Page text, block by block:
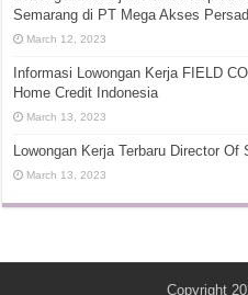
Semarang di PT Mega Akses
March 12, 2023
Informasi Lowongan Kerja FIELD
Home Credit Indonesia
March 13, 2023
Lowongan Kerja Terbaru Director
March 13, 2023
Copyright